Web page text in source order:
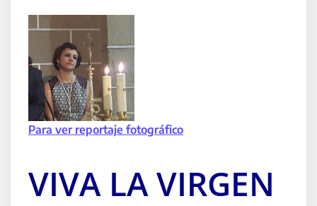
Para ver reportaje fotográfico
VIVA LA VIRGEN